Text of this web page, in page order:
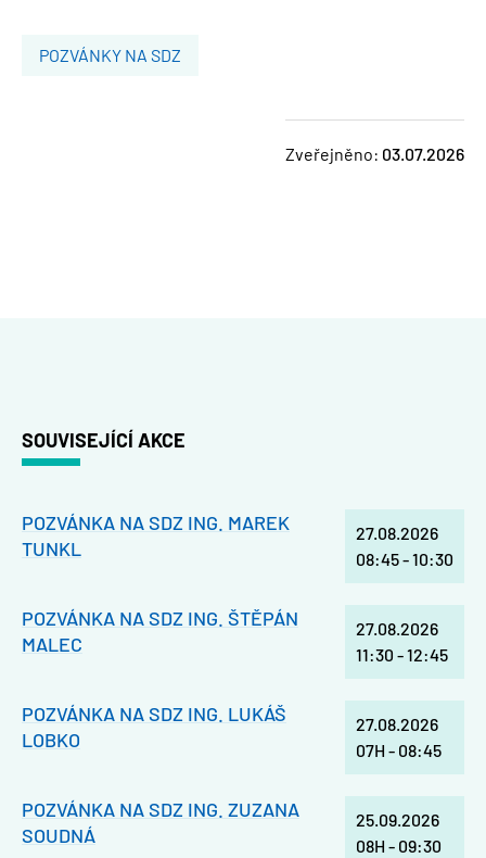
POZVÁNKY NA SDZ
Zveřejněno: 03.07.2026
SOUVISEJÍCÍ AKCE
POZVÁNKA NA SDZ ING. MAREK
TUNKL
27.08.2026
08:45-10:30
POZVÁNKA NA SDZ ING. ŠTĚPÁN
MALEC
27.08.2026
11:30 -12:45
POZVÁNKA NA SDZ ING. LUKÁŠ
LOBKO
27.08.2026
07H - 08:45
POZVÁNKA NA SDZ ING. ZUZANA
SOUDNÁ
25.09.2026
08H - 09:30